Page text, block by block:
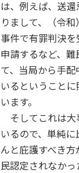
は、例えば、送
りまして、（令
事件で有罪判決
申請するなど、
て、当局から手
いるということ
います。
そしてこれは大
いるので、単純
んと庇護すべき
民認定されなか